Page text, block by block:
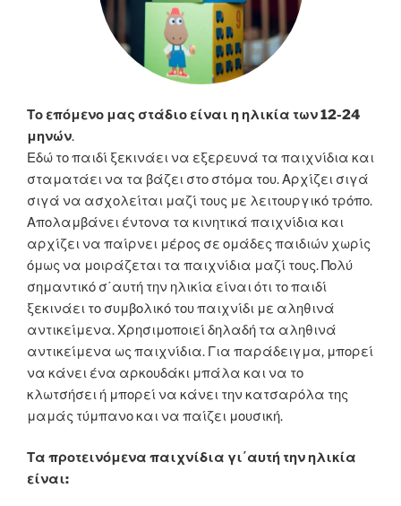
Το επόμενο μας στάδιο είναι η ηλικία των 12-24
μηνών.
Εδώ το παιδί ξεκινάει να εξερευνά τα παιχνίδια και
σταματάει να τα βάζει στο στόμα του. Αρχίζει σιγά
σιγά να ασχολείται μαζί τους με λειτουργικό τρόπο.
Απολαμβάνει έντονα τα κινητικά παιχνίδια και
αρχίζει να παίρνει μέρος σε ομάδες παιδιών χωρίς
όμως να μοιράζεται τα παιχνίδια μαζί τους. Πολύ
σημαντικό σ΄αυτή την ηλικία είναι ότι το παιδί
ξεκινάει το συμβολικό του παιχνίδι με αληθινά
αντικείμενα. Χρησιμοποιεί δηλαδή τα αληθινά
αντικείμενα ως παιχνίδια. Για παράδειγμα, μπορεί
να κάνει ένα αρκουδάκι μπάλα και να το
κλωτσήσει ή μπορεί να κάνει την κατσαρόλα της
μαμάς τύμπανο και να παίζει μουσική.
Τα προτεινόμενα παιχνίδια γι΄αυτή την ηλικία
είναι: